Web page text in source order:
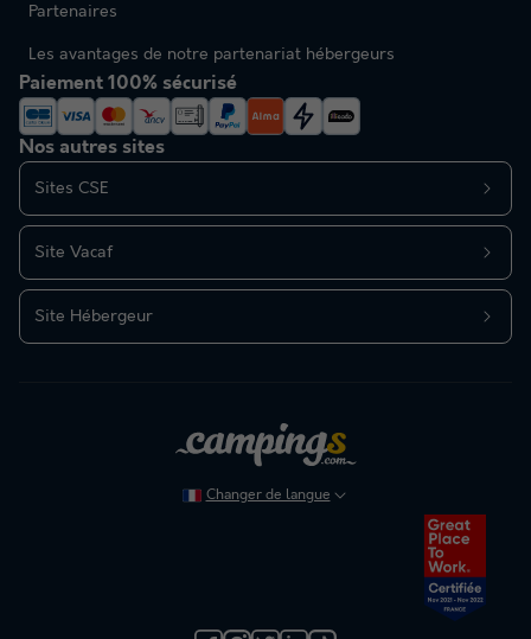
Nos autres sites
Sites CSE
Site Vacaf
Site Hébergeur
Partenaires
Les avantages de notre partenariat hébergeurs
Paiement 100% sécurisé
Changer de langue